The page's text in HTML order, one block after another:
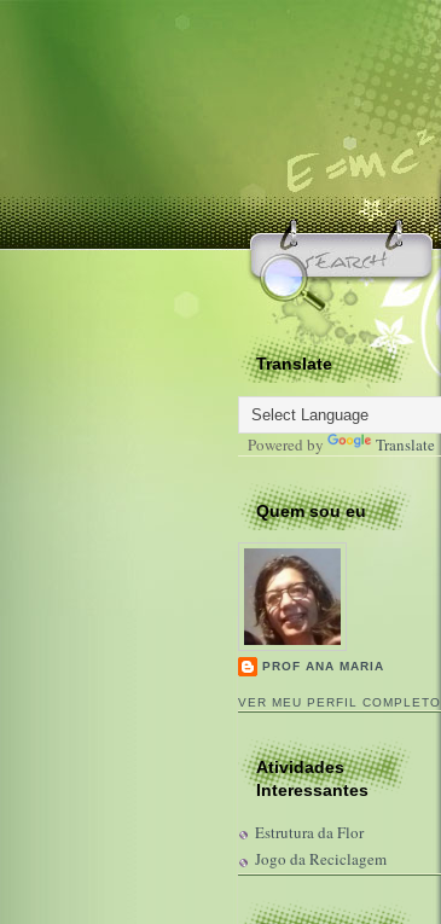
Translate
Powered by Translate
Quem sou eu
PROF ANA MARIA
VER MEU PERFIL COMPLETO
Atividades
Interessantes
Estrutura da Flor
Jogo da Reciclagem